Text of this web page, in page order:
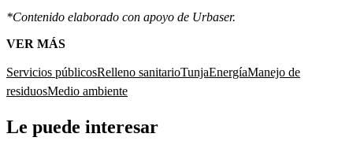
*Contenido elaborado con apoyo de Urbaser.
VER MÁS
Servicios públicosRelleno sanitarioTunjaEnergíaManejo de
residuosMedio ambiente
Le puede interesar